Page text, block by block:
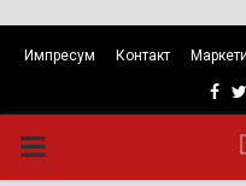
Импресум Контакт
PRIMARY